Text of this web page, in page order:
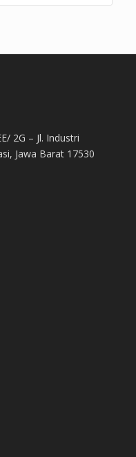
2G – Jl. Industri
Jawa Barat 17530